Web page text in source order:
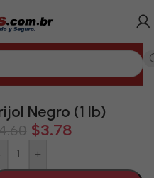
Negro (1 lb)
$3.78
+